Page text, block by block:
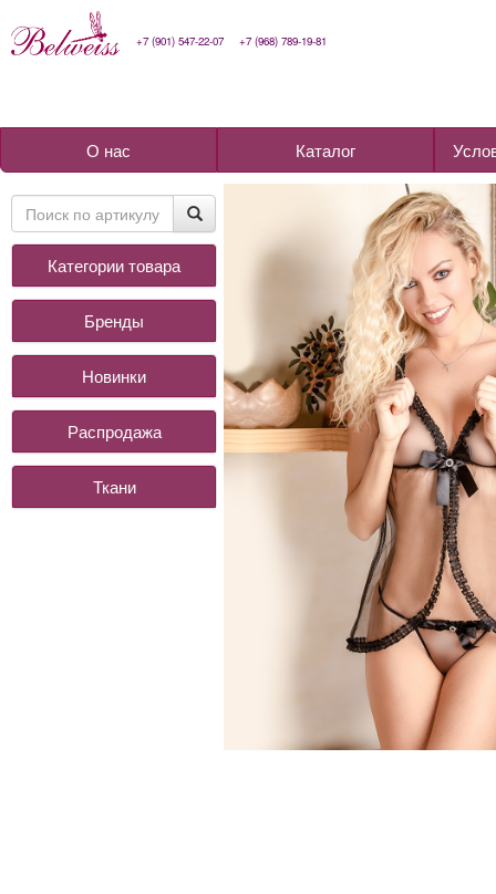
+7 (901) 547-22-07 +7 (968) 789-19-81
О нас Каталог
Категории товара
Бренды
Новинки
Распродажа
Ткани